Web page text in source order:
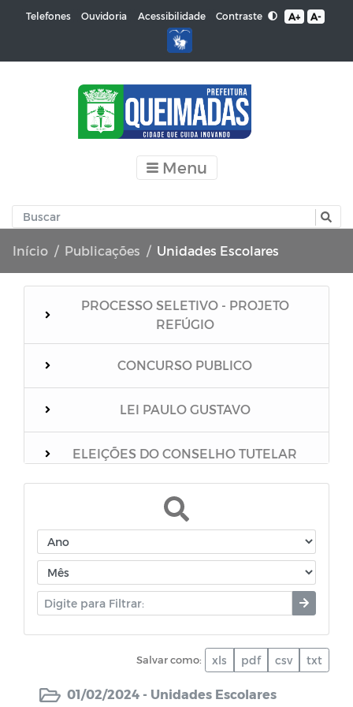
Telefones Ouvidoria Acessibilidade Contraste A+ A-
Menu
Início Publicações Unidades Escolares
PROCESSO SELETIVO - PROJETO
REFÚGIO
CONCURSO PUBLICO
LEI PAULO GUSTAVO
ELEIÇÕES DO CONSELHO TUTELAR
Relação dos vacinados
Boletim Epidemiológico
Salvar como: xls pdf csv txt
01/02/2024 - Unidades Escolares